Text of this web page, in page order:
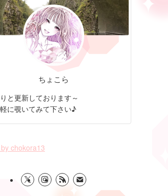
ちょこら
と更新しております～
に覗いてみて下さい♪
chokora13